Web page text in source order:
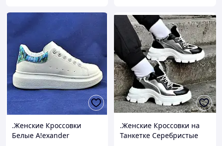
.Женские Кроссовки
Белые A!exander
.Женские Кроссовки на
Танкетке Серебристые